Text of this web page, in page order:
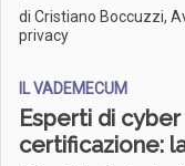
di Cristiano Boccuzzi,
privacy
IL VADEMECUM
Esperti di
certificazione: